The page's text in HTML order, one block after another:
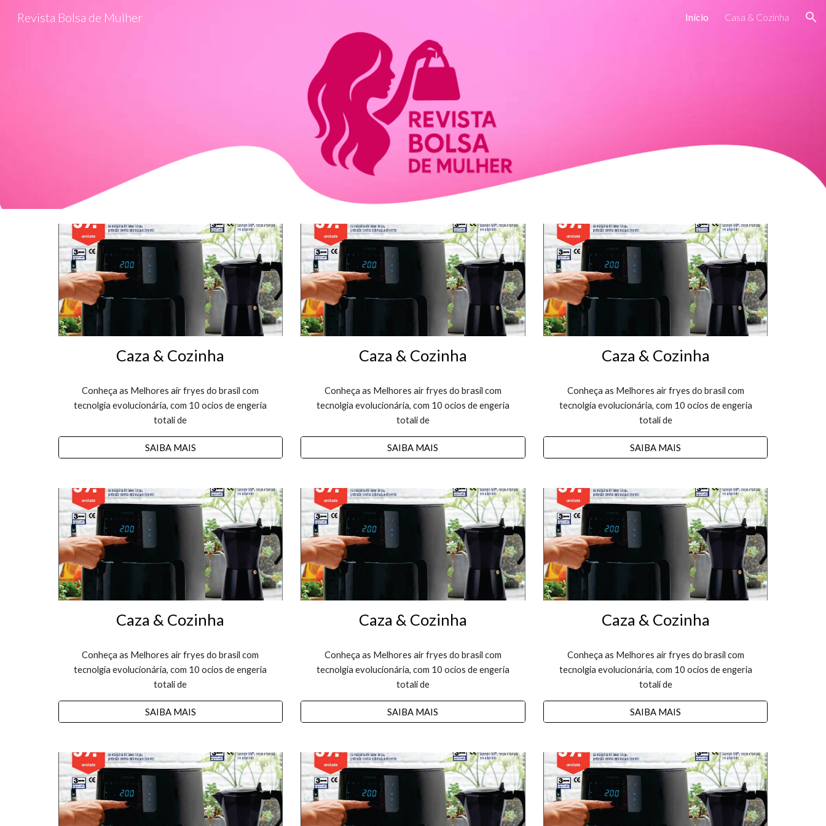
Revista Bolsa de Mulher Início Casa & Cozinha
Caza & Cozinha
Conheça as Melhores air fryes do brasil com
tecnolgia evolucionária, com 10 ocios de engeria
totali de
SAIBA MAIS
Caza & Cozinha
Conheça as Melhores air fryes do brasil com
tecnolgia evolucionária, com 10 ocios de engeria
totali de
SAIBA MAIS
Caza & Cozinha
Conheça as Melhores air fryes do brasil com
tecnolgia evolucionária, com 10 ocios de engeria
totali de
SAIBA MAIS
Caza & Cozinha
Conheça as Melhores air fryes do brasil com
tecnolgia evolucionária, com 10 ocios de engeria
totali de
SAIBA MAIS
Caza & Cozinha
Conheça as Melhores air fryes do brasil com
tecnolgia evolucionária, com 10 ocios de engeria
totali de
SAIBA MAIS
Caza & Cozinha
Conheça as Melhores air fryes do brasil com
tecnolgia evolucionária, com 10 ocios de engeria
totali de
SAIBA MAIS